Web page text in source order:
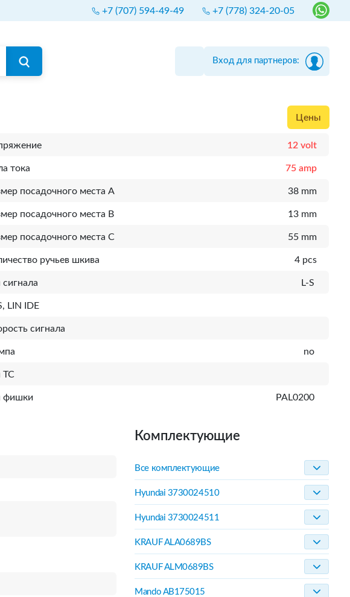
+7 (707) 594-49-49 +7 (778) 324-20-05
Вход для партнеров:
Цены
12 volt
тока 75 amp
посадочного места A 38 mm
посадочного места B 13 mm
посадочного места C 55 mm
ручьев шкива 4 pcs
сигнала L-S
LIN IDE
сигнала
no
ТС
фишки PAL0200
Комплектующие
Все комплектующие
Hyundai 3730024510
Hyundai 3730024511
KRAUF ALA0689BS
KRAUF ALM0689BS
Mando AB175015